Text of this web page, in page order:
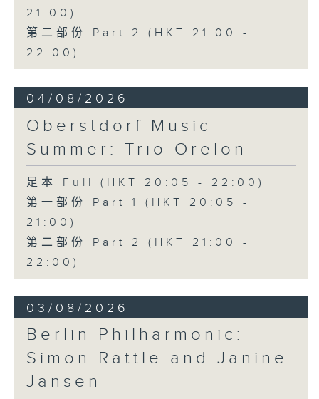
21:00)
第二部份 Part 2 (HKT 21:00 -
22:00)
04/08/2026
Oberstdorf Music
Summer: Trio Orelon
足本 Full (HKT 20:05 - 22:00)
第一部份 Part 1 (HKT 20:05 -
21:00)
第二部份 Part 2 (HKT 21:00 -
22:00)
03/08/2026
Berlin Philharmonic:
Simon Rattle and Janine
Jansen